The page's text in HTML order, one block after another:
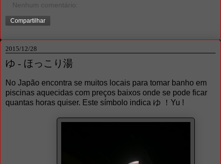
Nenhum comentário:
Compartilhar
2015/12/28
ゆ - ほっこり湯
No Japão encontra se muitos locais para tomar banho em
piscinas aquecidas com preços baixos onde se pode ficar
quantas horas quiser. Este símbolo indica ゆ ！Yu !